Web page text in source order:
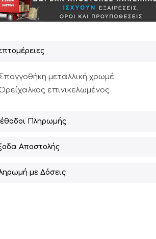
μεταλλική χρωμέ
επινικελωμένος
Πληρωμής
Αποστολής
με Δόσεις